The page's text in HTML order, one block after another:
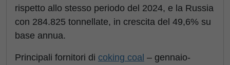
rispetto allo stesso periodo del 2024, e la Russia
con 284.825 tonnellate, in crescita del 49,6% su
base annua.
Principali fornitori di coking coal – gennaio-